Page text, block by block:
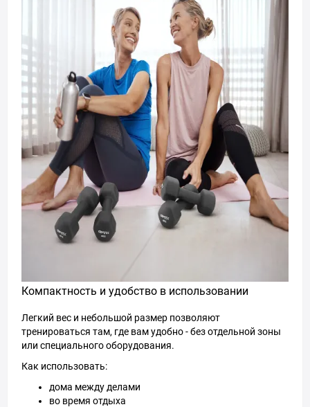
Компактность и удобство в использовании
Легкий вес и небольшой размер позволяют
тренироваться там, где вам удобно - без отдельной зоны
или специального оборудования.
Как использовать:
дома между делами
во время отдыха